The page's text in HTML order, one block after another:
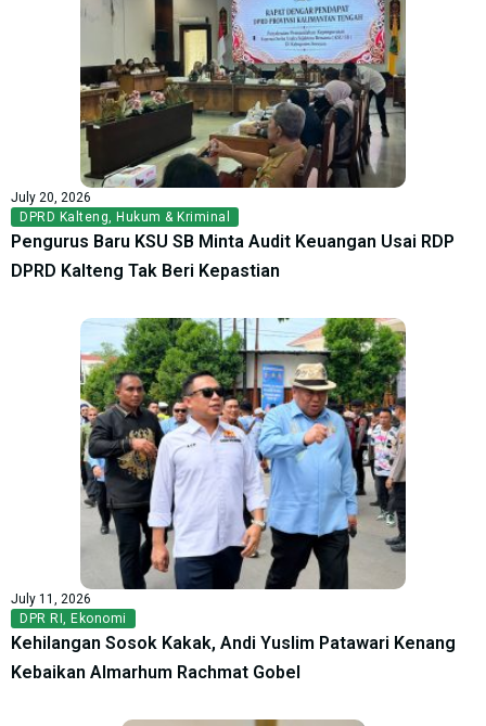
July 20, 2026
DPRD Kalteng, Hukum & Kriminal
Pengurus Baru KSU SB Minta Audit Keuangan Usai RDP
DPRD Kalteng Tak Beri Kepastian
July 11, 2026
DPR RI , Ekonomi
Kehilangan Sosok Kakak, Andi Yuslim Patawari Kenang
Kebaikan Almarhum Rachmat Gobel